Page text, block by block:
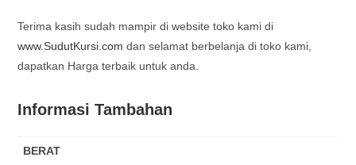
Terima kasih sudah mampir di website toko kami di
www.SudutKursi.com dan selamat berbelanja di toko kami,
dapatkan Harga terbaik untuk anda.
Informasi Tambahan
BERAT